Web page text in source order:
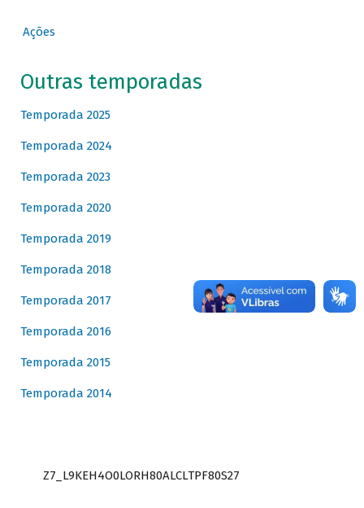
Ações
Outras temporadas
Temporada 2025
Temporada 2024
Temporada 2023
Temporada 2020
Temporada 2019
Temporada 2018
Temporada 2017
Temporada 2016
Temporada 2015
Temporada 2014
Z7_L9KEH4O0LORH80ALCLTPF80S27